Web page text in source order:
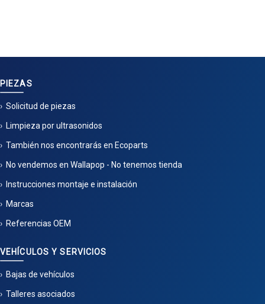
PIEZAS
Solicitud de piezas
Limpieza por ultrasonidos
También nos encontrarás en Ecoparts
No vendemos en Wallapop - No tenemos tienda
Instrucciones montaje e instalación
Marcas
Referencias OEM
VEHÍCULOS Y SERVICIOS
Bajas de vehículos
Talleres asociados